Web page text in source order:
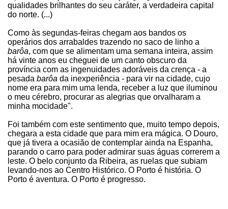
qualidades brilhantes do seu caráter, a verdadeira capital
do norte. (...)
Como às segundas-feiras chegam aos bandos os
operários dos arrabaldes trazendo no saco de linho a
barôa, com que se alimentam uma semana inteira, assim
há vinte anos eu cheguei de um canto obscuro da
província com as ingenuidades adoráveis da crença - a
pesada barôa da inexperiência - para vir na cidade, cujo
nome era para mim uma lenda, receber a luz que iluminou
o meu cérebro, procurar as alegrias que orvalharam a
minha mocidade".
Foi também com este sentimento que, muito tempo depois,
chegara a esta cidade que para mim era mágica. O Douro,
que já tivera a ocasião de contemplar ainda na Espanha,
parando o carro para poder admirar suas águas correrem a
leste. O belo conjunto da Ribeira, as ruelas que subiam
levando-nos ao Centro Histórico. O Porto é história. O
Porto é aventura. O Porto é progresso.